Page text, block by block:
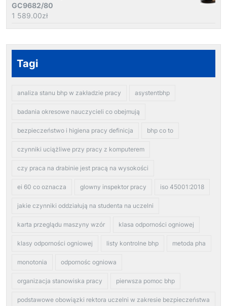
GC9682/80
1 589.00zł
Tagi
analiza stanu bhp w zakładzie pracy asystentbhp
badania okresowe nauczycieli co obejmują
bezpieczeństwo i higiena pracy definicja bhp co to
czynniki uciążliwe przy pracy z komputerem
czy praca na drabinie jest pracą na wysokości
ei 60 co oznacza glowny inspektor pracy iso 45001:2018
jakie czynniki oddziałują na studenta na uczelni
karta przeglądu maszyny wzór klasa odporności ogniowej
klasy odporności ogniowej listy kontrolne bhp metoda pha
monotonia odpornośc ogniowa
organizacja stanowiska pracy pierwsza pomoc bhp
podstawowe obowiązki rektora uczelni w zakresie bezpieczeństwa